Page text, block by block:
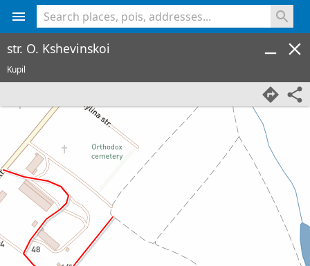
str. O. Kshevinskoi
Kupil
<% console.log(hcard) %>